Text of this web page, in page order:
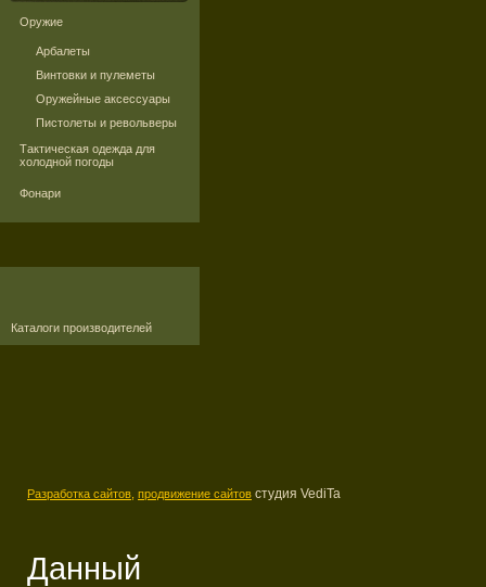
Оружие
Арбалеты
Винтовки и пулеметы
Оружейные аксессуары
Пистолеты и револьверы
Тактическая одежда для
холодной погоды
Фонари
Каталоги производителей
Разработка сайтов, продвижение сайтов студия VediTa
Данный